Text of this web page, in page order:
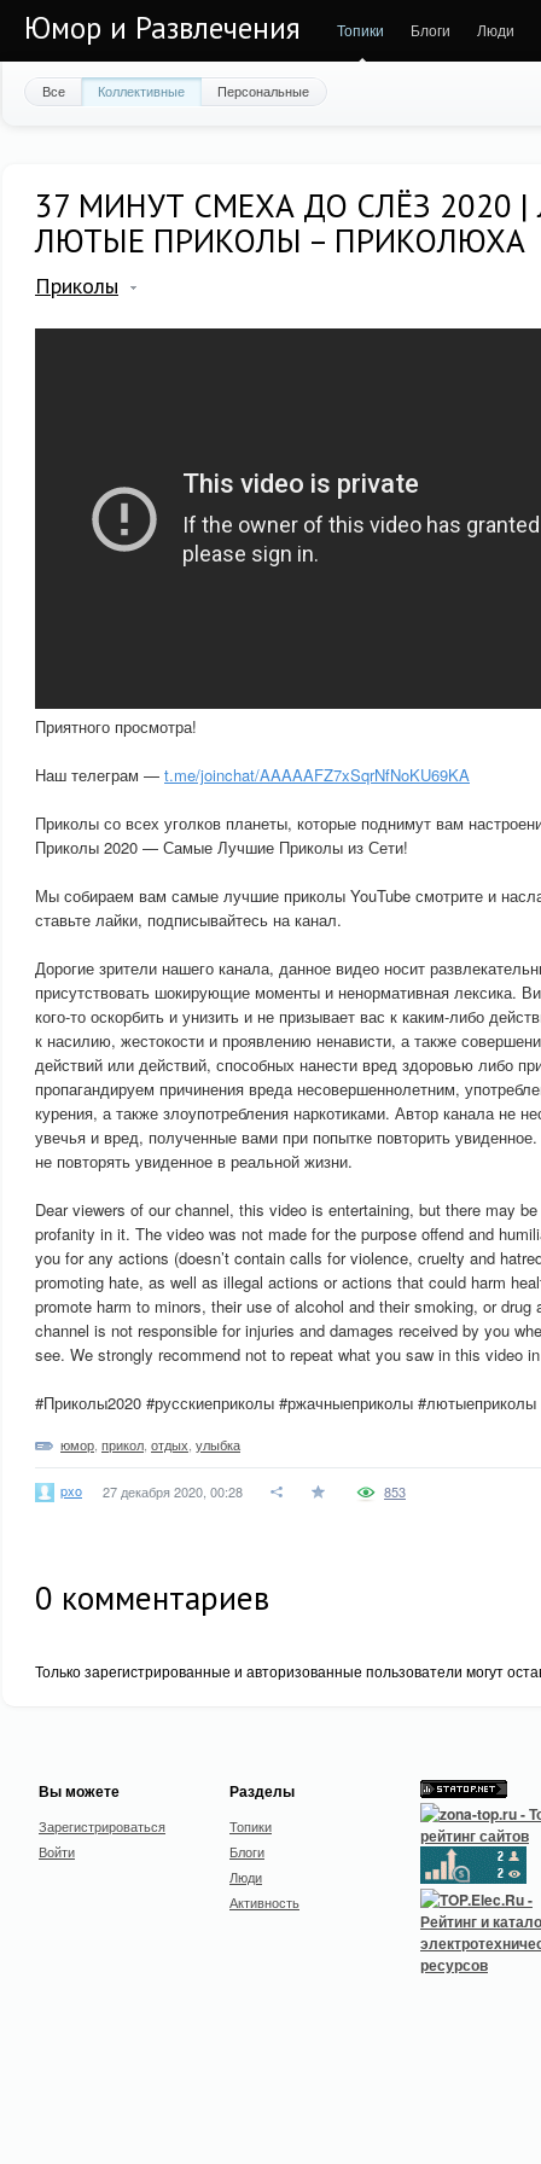
Юмор и Развлечения Топики Блоги Люди
Все Коллективные Персональные
37 МИНУТ СМЕХА ДО СЛЁЗ 2020
ЛЮТЫЕ ПРИКОЛЫ – ПРИКОЛЮХА
Приколы
Приятного просмотра!
Наш телеграм — t.me/joinchat/AAAAAFZ7xSqrNfNoKU69KA
Приколы со всех уголков планеты, которые поднимут вам
Приколы 2020 — Самые Лучшие Приколы из Сети!
Мы собираем вам самые лучшие приколы YouTube смотрите и
ставьте лайки, подписывайтесь на канал.
Дорогие зрители нашего канала, данное видео носит
присутствовать шокирующие моменты и ненормативная лексика.
кого-то оскорбить и унизить и не призывает вас к каким-либо
к насилию, жестокости и проявлению ненависти, а также
действий или действий, способных нанести вред здоровью либо
пропагандируем причинения вреда несовершеннолетним,
курения, а также злоупотребления наркотиками. Автор канала не
увечья и вред, полученные вами при попытке повторить
не повторять увиденное в реальной жизни.
Dear viewers of our channel, this video is entertaining, but there may
profanity in it. The video was not made for the purpose offend and
you for any actions (doesn’t contain calls for violence, cruelty and
promoting hate, as well as illegal actions or actions that could harm
promote harm to minors, their use of alcohol and their smoking, or drug
channel is not responsible for injuries and damages received by you
see. We strongly recommend not to repeat what you saw in this video
#Приколы2020 #русскиеприколы #ржачныеприколы
юмор прикол отдых улыбка
pxo 27 декабря 2020, 00:28 853
0 комментариев
Только зарегистрированные и авторизованные пользователи могут
Вы можете
Зарегистрироваться
Войти
Разделы
Топики
Блоги
Люди
Активность